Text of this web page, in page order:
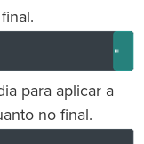
para aplicar a
no final.